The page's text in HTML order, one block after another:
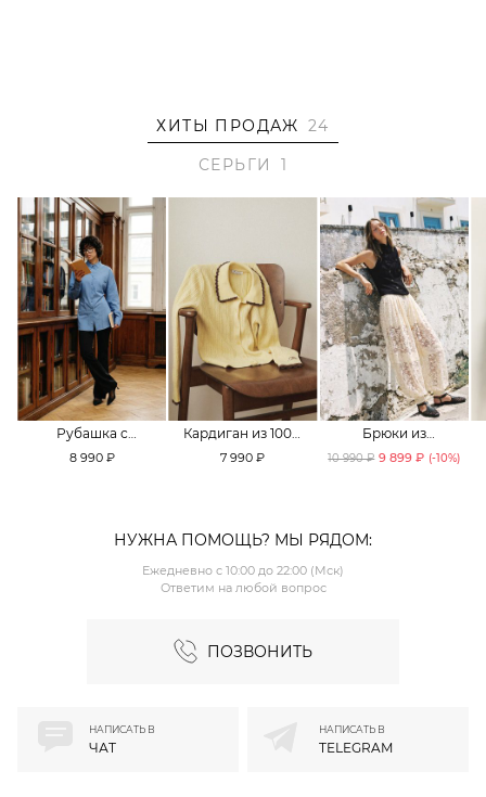
ХИТЫ ПРОДАЖ 24
СЕРЬГИ
1
Рубашка с
принтом «клетка»
8 990 ₽
Кардиган из 100%
хлопка TOPTOP
7 990 ₽
Брюки из
смесового хлопка
10 990 ₽ 9 899 ₽ (-10%)
НУЖНА ПОМОЩЬ? МЫ РЯДОМ:
ПОЗВОНИТЬ
Ежедневно с 10:00 до 22:00 (Мск)
Ответим на любой вопрос
НАПИСАТЬ В
ЧАТ
НАПИСАТЬ В
TELEGRAM